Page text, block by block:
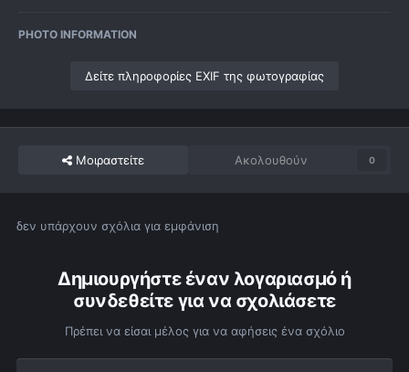
PHOTO INFORMATION
Δείτε πληροφορίες EXIF της φωτογραφίας
Μοιραστείτε Ακολουθούν 0
δεν υπάρχουν σχόλια για εμφάνιση
Δημιουργήστε έναν λογαριασμό ή
συνδεθείτε για να σχολιάσετε
Πρέπει να είσαι μέλος για να αφήσεις ένα σχόλιο